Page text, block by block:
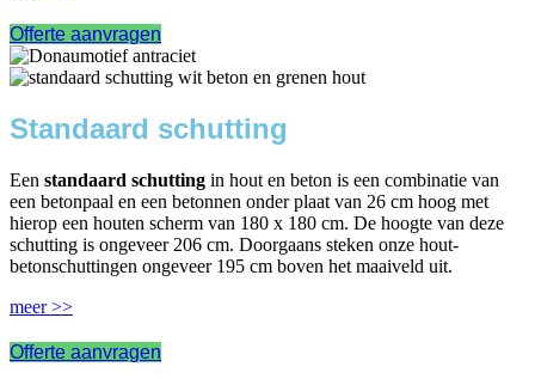
Offerte aanvragen
Standaard schutting
Een standaard schutting in hout en beton is een combinatie van
een betonpaal en een betonnen onder plaat van 26 cm hoog met
hierop een houten scherm van 180 x 180 cm. De hoogte van deze
schutting is ongeveer 206 cm. Doorgaans steken onze hout-
betonschuttingen ongeveer 195 cm boven het maaiveld uit.
meer >>
Offerte aanvragen